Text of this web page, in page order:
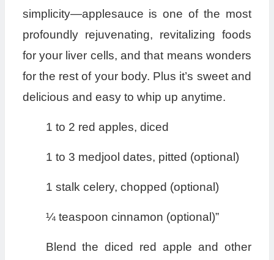
simplicity—applesauce is one of the most
profoundly rejuvenating, revitalizing foods
for your liver cells, and that means wonders
for the rest of your body. Plus it’s sweet and
delicious and easy to whip up anytime.
1 to 2 red apples, diced
1 to 3 medjool dates, pitted (optional)
1 stalk celery, chopped (optional)
¼ teaspoon cinnamon (optional)”
Blend the diced red apple and other